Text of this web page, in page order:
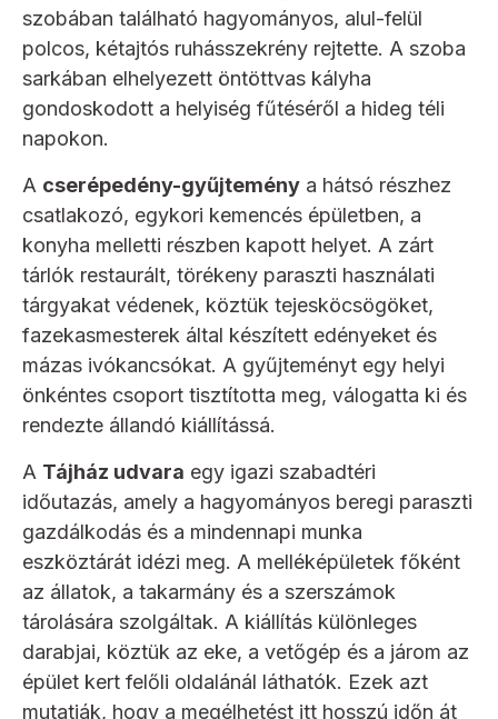
szobában található hagyományos, alul-felül
polcos, kétajtós ruhásszekrény rejtette. A szoba
sarkában elhelyezett öntöttvas kályha
gondoskodott a helyiség fűtéséről a hideg téli
napokon.
A cserépedény-gyűjtemény a hátsó részhez
csatlakozó, egykori kemencés épületben, a
konyha melletti részben kapott helyet. A zárt
tárlók restaurált, törékeny paraszti használati
tárgyakat védenek, köztük tejesköcsögöket,
fazekasmesterek által készített edényeket és
mázas ivókancsókat. A gyűjteményt egy helyi
önkéntes csoport tisztította meg, válogatta ki és
rendezte állandó kiállítássá.
A Tájház udvara egy igazi szabadtéri
időutazás, amely a hagyományos beregi paraszti
gazdálkodás és a mindennapi munka
eszköztárát idézi meg. A melléképületek főként
az állatok, a takarmány és a szerszámok
tárolására szolgáltak. A kiállítás különleges
darabjai, köztük az eke, a vetőgép és a járom az
épület kert felőli oldalánál láthatók. Ezek azt
mutatják, hogy a megélhetést itt hosszú időn át